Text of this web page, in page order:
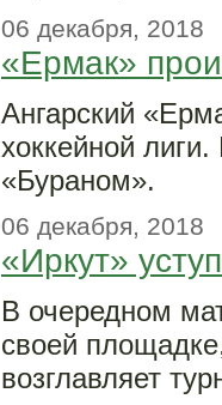
06 декабря, 2018
«Ермак»
Ангарский
хоккейной
«Бураном».
06 декабря, 2018
«Иркут»
В очередном
своей
возглавляет